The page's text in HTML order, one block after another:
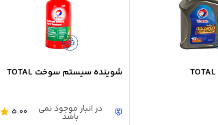
شوینده سیستم سوخت TOTAL
در انبار موجود نمی
باشد 5.00